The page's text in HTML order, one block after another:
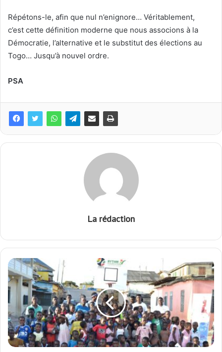
Répétons-le, afin que nul n’enignore… Véritablement,
c’est cette définition moderne que nous associons à la
Démocratie, l’alternative et le substitut des élections au
Togo… Jusqu’à nouvel ordre.
PSA
La rédaction